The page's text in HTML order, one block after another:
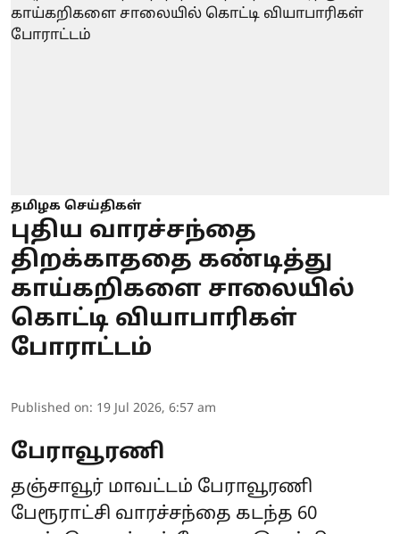
தமிழக செய்திகள்
புதிய வாரச்சந்தை
திறக்காததை கண்டித்து
காய்கறிகளை சாலையில்
கொட்டி வியாபாரிகள்
போராட்டம்
Published on: 19 Jul 2026, 6:57 am
பேராவூரணி
தஞ்சாவூர் மாவட்டம் பேராவூரணி
பேரூராட்சி வாரச்சந்தை கடந்த 60